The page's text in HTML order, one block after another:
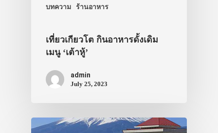
บทความ ร้านอาหาร
เที่ยวเกียวโต กินอาหารดั้งเดิม
เมนู ‘เต้าหู้’
admin
July 25, 2023
ประเทศญี่ปุ่น
เที่ยวญี่ปุ่นด้ว